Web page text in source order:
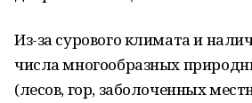
Из-за сурового климата и
числа многообразных
(лесов, гор, заболоченных